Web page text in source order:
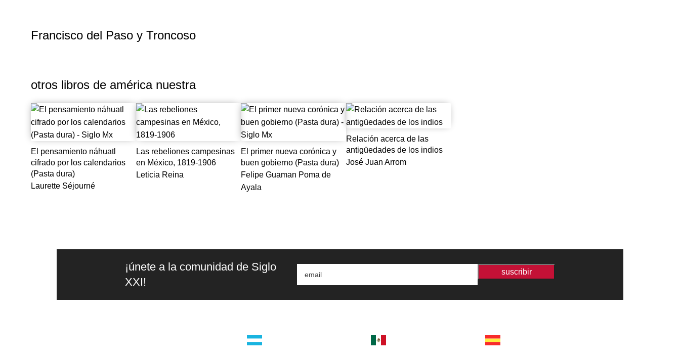
Francisco del Paso y Troncoso
otros libros de américa nuestra
El pensamiento náhuatl
cifrado por los calendarios
(Pasta dura)
Laurette Séjourné
Las rebeliones campesinas
en México, 1819-1906
Leticia Reina
El primer nueva corónica y
buen gobierno (Pasta dura)
Felipe Guaman Poma de
Ayala
Relación acerca de las
antigüedades de los indios
José Juan Arrom
¡únete a la comunidad de Siglo
XXI!
suscribir
argentina españa